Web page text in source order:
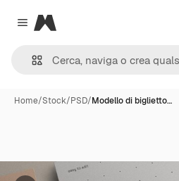
Close menu
Magnific
Home/Stock/PSD/Modello di biglietto…